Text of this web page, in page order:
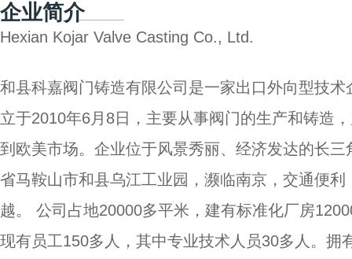
企业简介
Hexian Kojar Valve Casting Co., Ltd.
和县科嘉阀门铸造有限公司是一家出口外向型技术
立于2010年6月8日，主要从事阀门的生产和铸造
到欧美市场。企业位于风景秀丽、经济发达的长三
省马鞍山市和县乌江工业园，濒临南京，交通便利
越。 公司占地20000多平米，建有标准化厂房
现有员工150多人，其中专业技术人员30多人。拥